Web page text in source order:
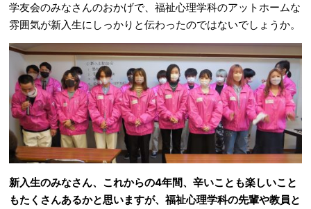
学友会のみなさんのおかげで、福祉心理学科のアットホームな
雰囲気が新入生にしっかりと伝わったのではないでしょうか。
新入生のみなさん、これからの4年間、辛いことも楽しいこと
もたくさんあるかと思いますが、福祉心理学科の先輩や教員と